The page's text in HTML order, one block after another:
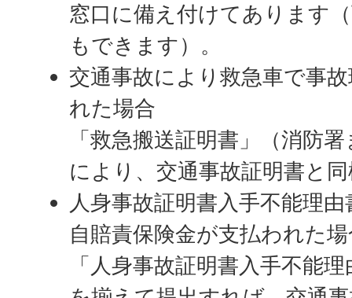
窓口に備え付けてあります
もできます）。
交通事故により救急車で事
れた場合
「救急搬送証明書」（消防
により、交通事故証明書と
人身事故証明書入手不能理
自賠責保険金が支払われた
「人身事故証明書入手不能